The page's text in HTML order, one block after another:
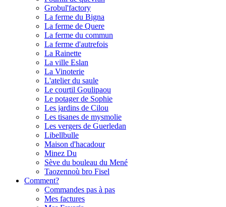
Grobul'factory
La ferme du Bigna
La ferme de Quere
La ferme du commun
La ferme d'autrefois
La Rainette
La ville Eslan
La Vinoterie
L'atelier du saule
Le courtil Goulipaou
Le potager de Sophie
Les jardins de Cilou
Les tisanes de mysmolie
Les vergers de Guerledan
Libellbulle
Maison d'hacadour
Minez Du
Sève du bouleau du Mené
Taozennoù bro Fisel
Comment?
Commandes pas à pas
Mes factures